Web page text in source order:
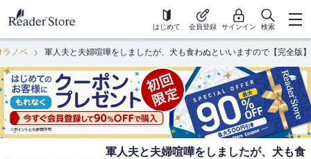
はじめて 会員登録 サインイン 検索
ラノベ 軍人夫と夫婦喧嘩をしましたが、犬も食わぬといいますので【完全版】
軍人夫と夫婦喧嘩をしましたが、犬も食